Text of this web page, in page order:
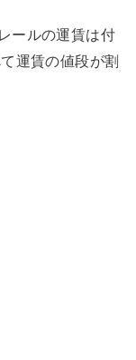
ールの運賃は付
運賃の値段が割